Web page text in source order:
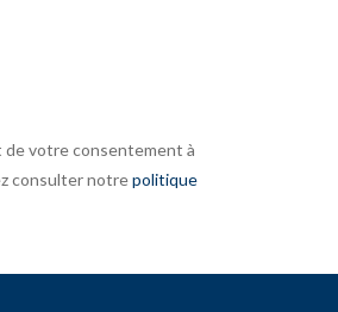
votre consentement à
consulter notrepolitique